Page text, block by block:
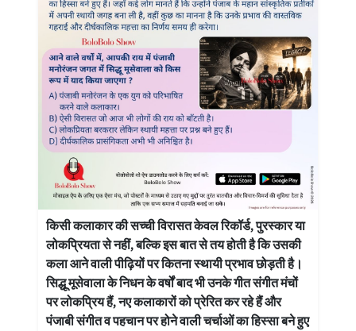
किसी कलाकार की सच्ची विरासत केवल रिकॉर्ड, पुरस्कार या
लोकप्रियता से नहीं, बल्कि इस बात से तय होती है कि उसकी
कला आने वाली पीढ़ियों पर कितना स्थायी प्रभाव छोड़ती है।
सिद्धू मूसेवाला के निधन के वर्षों बाद भी उनके गीत संगीत मंचों
पर लोकप्रिय हैं, नए कलाकारों को प्रेरित कर रहे हैं और
पंजाबी संगीत व पहचान पर होने वाली चर्चाओं का हिस्सा बने हुए